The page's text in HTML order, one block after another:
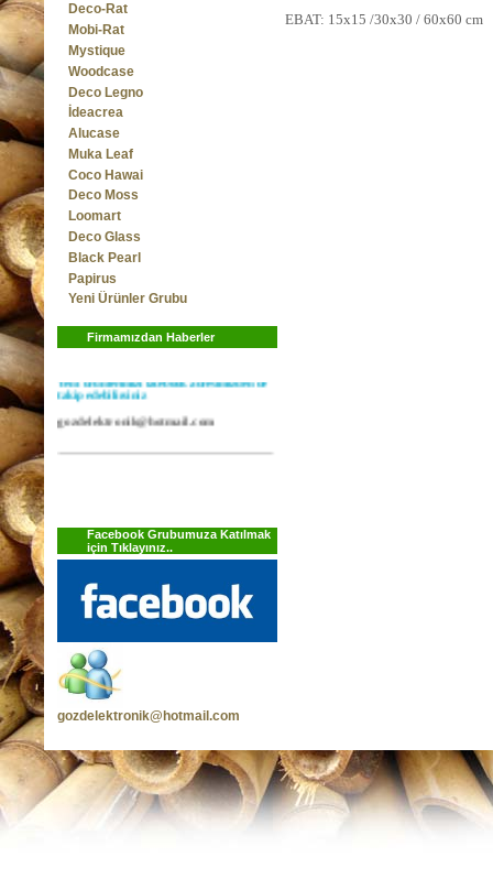
Deco-Rat
Mobi-Rat
Mystique
Woodcase
Deco Legno
İdeacrea
Alucase
Muka Leaf
Coco Hawai
Deco Moss
Loomart
Deco Glass
Black Pearl
Papirus
Yeni Ürünler Grubu
Firmamızdan Haberler
Yeni model policarbon panellerimiz
takip edebilirsiniz
Facebook Grubumuza Katılmak
için Tıklayınız..
gozdelektronik@hotmail.com
EBAT: 15x15 /30x30 / 60x60 cm